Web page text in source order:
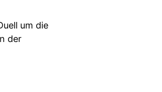
um die
der